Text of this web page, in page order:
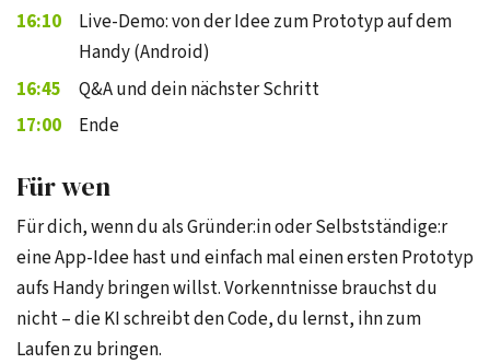
16:10
Live-Demo: von der Idee zum Prototyp auf dem
Handy (Android)
16:45
Q&A und dein nächster Schritt
17:00
Ende
Für wen
Für dich, wenn du als Gründer:in oder Selbstständige:r
eine App-Idee hast und einfach mal einen ersten Prototyp
aufs Handy bringen willst. Vorkenntnisse brauchst du
nicht – die KI schreibt den Code, du lernst, ihn zum
Laufen zu bringen.